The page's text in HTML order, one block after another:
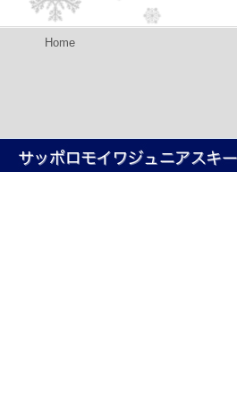
Home